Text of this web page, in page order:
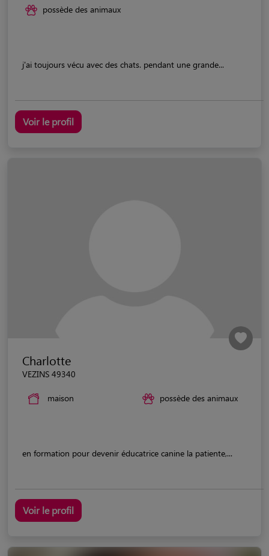
possède des animaux
j'ai toujours vécu avec des chats. pendant une grande...
Voir le profil
Charlotte
VEZINS 49340
maison possède des animaux
en formation pour devenir éducatrice canine la patiente,...
Voir le profil